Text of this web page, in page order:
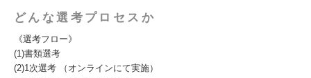
どんな選考プロセスか
《選考フロー》
(1)書類選考
(2)1次選考 （オンラインにて実施）